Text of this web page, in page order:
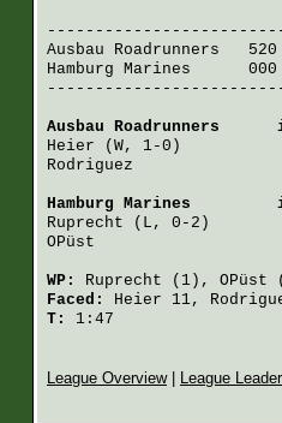
Ausbau Roadrunners
Hamburg Marines
Ausbau Roadrunners
Heier (W, 1-0)
Rodriguez
Hamburg Marines
Ruprecht (L, 0-2)
OPüst
WP: Ruprecht (1), OPüst
Faced: Heier 11,
T:
1:47
League Overview| League